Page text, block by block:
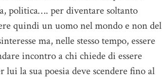
politica…. per diventare soltanto
quindi un uomo nel mondo e non del
ma, nelle stesso tempo, essere
incontro a chi chiede di essere
la sua poesia deve scendere fino al